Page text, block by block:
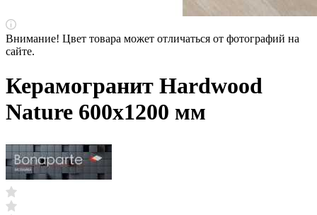
Внимание! Цвет товара может отличаться от фотографий на
сайте.
Керамогранит Hardwood
Nature 600х1200 мм